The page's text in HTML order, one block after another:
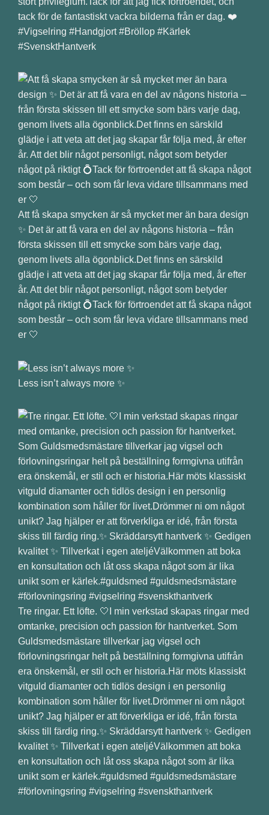
tack för de fantastiskt vackra bilderna från er dag. ❤️
#Vigselring #Handgjort #Bröllop #Kärlek
#SvensktHantverk
Att få skapa smycken är så mycket mer än bara design
✨ Det är att få vara en del av någons historia – från
första skissen till ett smycke som bärs varje dag,
genom livets alla ögonblick.Det finns en särskild
glädje i att veta att det jag skapar får följa med, år efter
år. Att det blir något personligt, något som betyder
något på riktigt 💍Tack för förtroendet att få skapa något
som består – och som får leva vidare tillsammans med
er 🤍
Less isn’t always more ✨
Tre ringar. Ett löfte. 🤍I min verkstad skapas ringar med
omtanke, precision och passion för hantverket. Som
Guldsmedsmästare tillverkar jag vigsel och
förlovningsringar helt på beställning formgivna utifrån
era önskemål, er stil och er historia.Här möts klassiskt
vitguld diamanter och tidlös design i en personlig
kombination som håller för livet.Drömmer ni om något
unikt? Jag hjälper er att förverkliga er idé, från första
skiss till färdig ring.✨ Skräddarsytt hantverk ✨ Gedigen
kvalitet ✨ Tillverkat i egen ateljéVälkommen att boka
en konsultation och låt oss skapa något som är lika
unikt som er kärlek.#guldsmed #guldsmedsmästare
#förlovningsring #vigselring #svenskthantverk